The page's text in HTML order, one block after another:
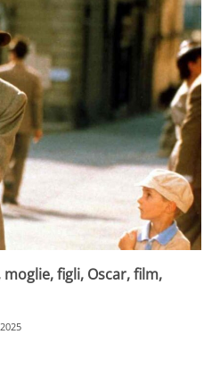
figli, Oscar, film,